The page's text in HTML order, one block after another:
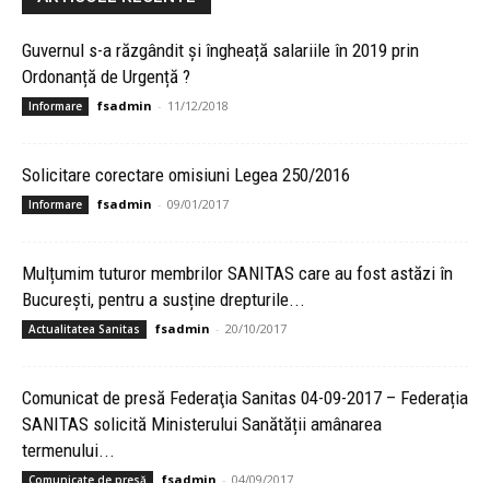
Guvernul s-a răzgândit și îngheață salariile în 2019 prin
Ordonanță de Urgență ?
Informare fsadmin - 11/12/2018
Solicitare corectare omisiuni Legea 250/2016
Informare fsadmin - 09/01/2017
Mulțumim tuturor membrilor SANITAS care au fost astăzi în
București, pentru a susține drepturile...
Actualitatea Sanitas fsadmin - 20/10/2017
Comunicat de presă Federaţia Sanitas 04-09-2017 – Federația
SANITAS solicită Ministerului Sanătății amânarea
termenului...
fsadmin - 04/09/2017